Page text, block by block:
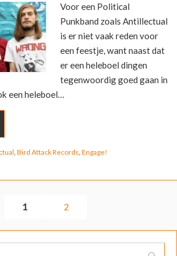
Voor een Political
Punkband zoals Antillectual
is er niet vaak reden voor
een feestje, want naast dat
er een heleboel dingen
tegenwoordig goed gaan in
een heleboel…
Bird Attack Records Engage!
1 2